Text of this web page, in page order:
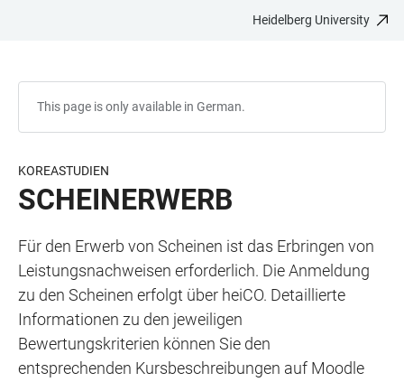
Heidelberg University
This page is only available in German.
KOREASTUDIEN
SCHEINERWERB
Für den Erwerb von Scheinen ist das Erbringen von
Leistungsnachweisen erforderlich. Die Anmeldung
zu den Scheinen erfolgt über heiCO. Detaillierte
Informationen zu den jeweiligen
Bewertungskriterien können Sie den
entsprechenden Kursbeschreibungen auf Moodle